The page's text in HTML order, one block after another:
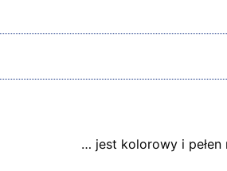
… jest kolorowy i